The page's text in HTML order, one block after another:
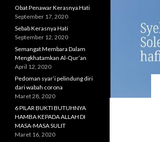
Obat Penawar Kerasnya Hati
September 17, 2020
Sebab Kerasnya Hati
September 12, 2020
Semangat Membara Dalam
Mengkhatamkan Al-Qur’an
April 12, 2020
Pedoman syar’i pelindung diri
dari wabah corona
Maret 28, 2020
6 PILAR BUKTI BUTUHNYA
HAMBA KEPADA ALLAH DI
MASA-MASA SULIT
Maret 16, 2020